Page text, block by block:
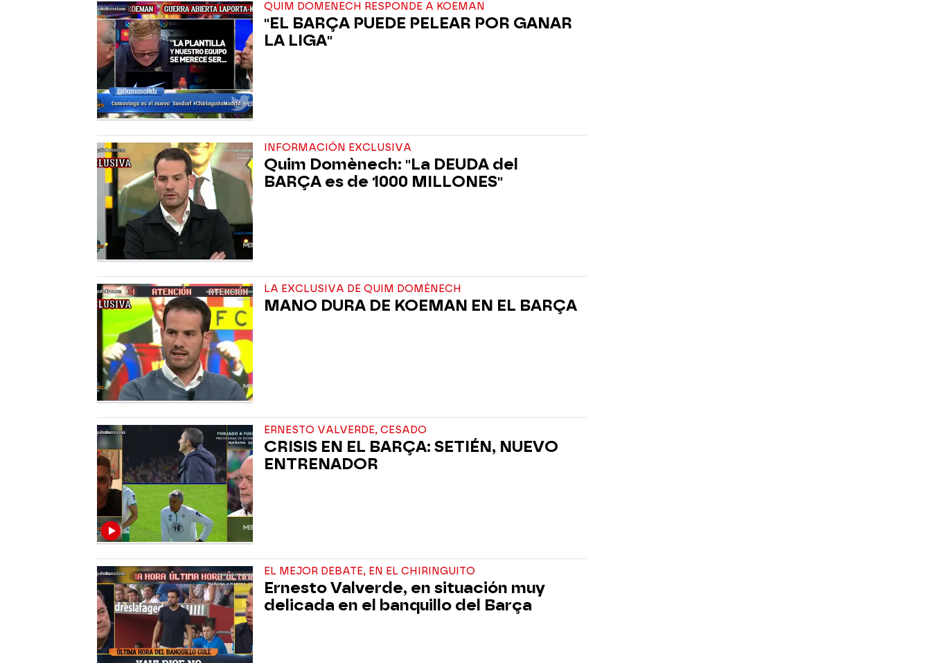
QUIM DOMENECH RESPONDE A KOEMAN
"EL BARÇA PUEDE PELEAR POR GANAR
LA LIGA"
INFORMACIÓN EXCLUSIVA
Quim Domènech: "La DEUDA del
BARÇA es de 1000 MILLONES"
LA EXCLUSIVA DE QUIM DOMÈNECH
MANO DURA DE KOEMAN EN EL BARÇA
ERNESTO VALVERDE, CESADO
CRISIS EN EL BARÇA: SETIÉN, NUEVO
ENTRENADOR
EL MEJOR DEBATE, EN EL CHIRINGUITO
Ernesto Valverde, en situación muy
delicada en el banquillo del Barça